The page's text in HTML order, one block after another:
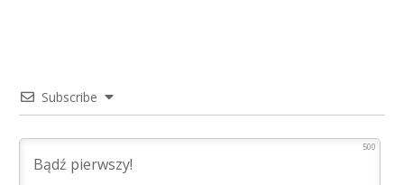
Subscribe
500